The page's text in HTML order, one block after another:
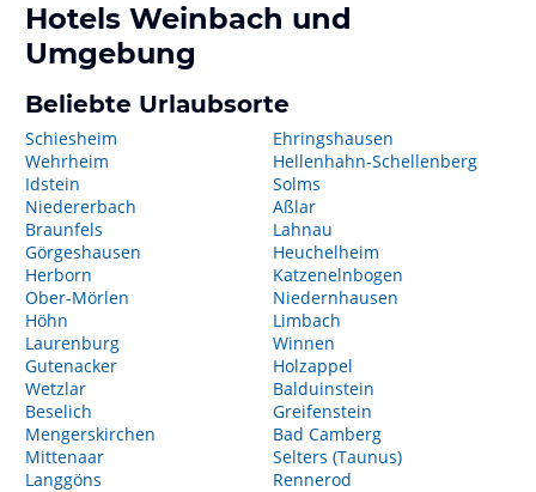
Hotels Weinbach und
Umgebung
Beliebte Urlaubsorte
Schiesheim
Wehrheim
Idstein
Niedererbach
Braunfels
Görgeshausen
Herborn
Ober-Mörlen
Höhn
Laurenburg
Gutenacker
Wetzlar
Beselich
Mengerskirchen
Mittenaar
Langgöns
Ehringshausen
Hellenhahn-Schellenberg
Solms
Aßlar
Lahnau
Heuchelheim
Katzenelnbogen
Niedernhausen
Limbach
Winnen
Holzappel
Balduinstein
Greifenstein
Bad Camberg
Selters (Taunus)
Rennerod